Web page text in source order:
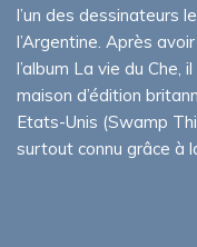
l’un des dessinateurs
l’Argentine. Après
l’album La vie du Che,
maison d’édition
Etats-Unis (Swamp
surtout connu grâce à